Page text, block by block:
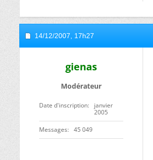
14/12/2007, 17h27
gienas
Modérateur
Date d'inscription
janvier
2005
Messages 45 049